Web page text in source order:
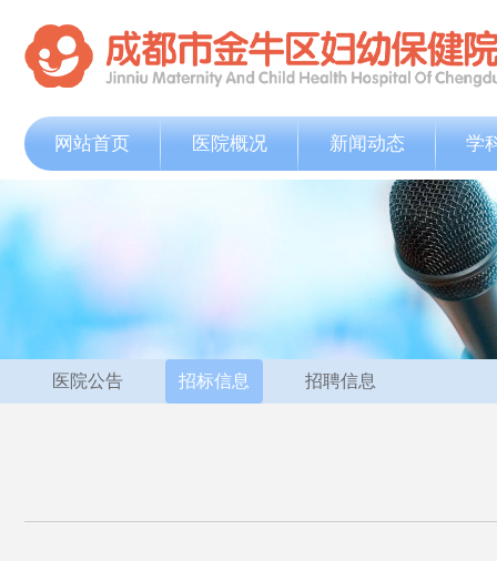
网站首页 医院概况 新闻动态 学
医院公告 招标信息 招聘信息